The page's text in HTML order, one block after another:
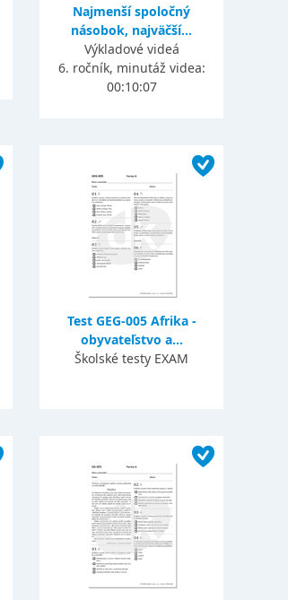
Najmenší spoločný
násobok, najväčší...
Výkladové videá
6. ročník, minutáž videa:
00:10:07
Test GEG-005 Afrika -
obyvateľstvo a...
Školské testy EXAM